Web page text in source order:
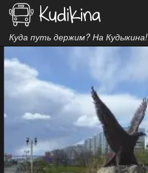
Куда путь держим? На Кудыкина!